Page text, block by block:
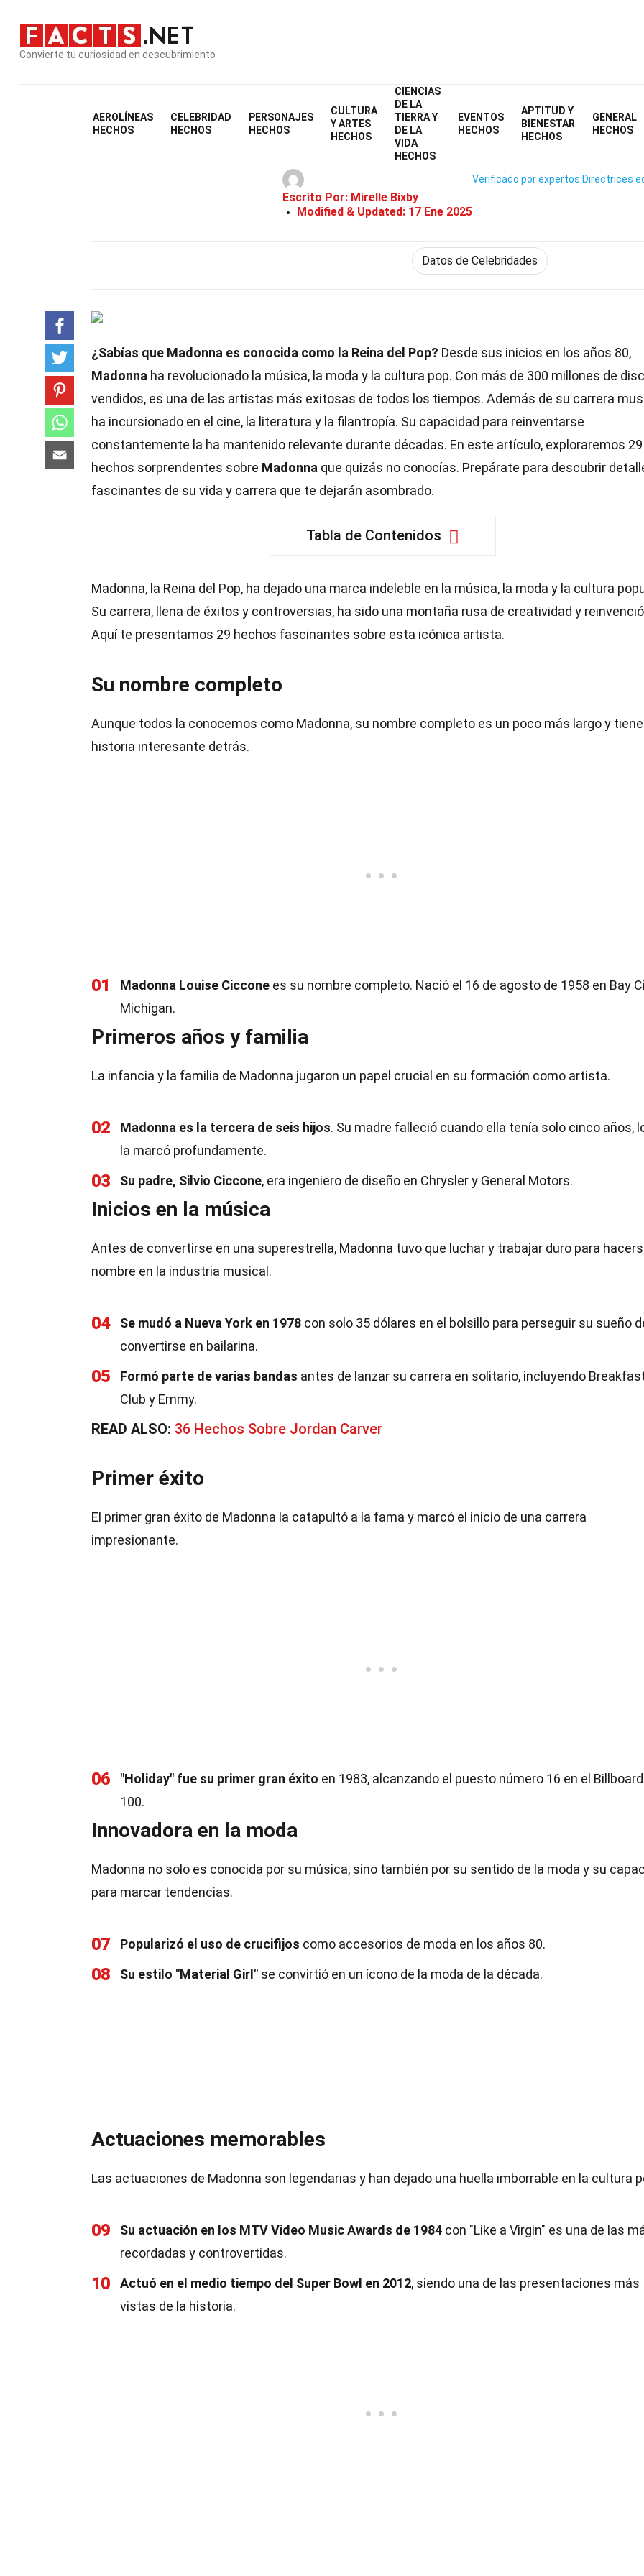
Convierte tu curiosidad en descubrimiento
AEROLÍNEAS
HECHOS
CELEBRIDAD
HECHOS
PERSONAJES
HECHOS
CULTURA
Y ARTES
HECHOS
CIENCIAS
DE LA
TIERRA Y
DE LA
VIDA
HECHOS
EVENTOS
HECHOS
APTITUD Y
BIENESTAR
HECHOS
GENERAL
HECHOS
Home
29 Hechos Sobre Madonna
Escrito Por: Mirelle Bixby
Modified & Updated: 17 Ene 2025
Verificado por expertos Directrices
Datos de Celebridades
¿Sabías que Madonna es conocida como la Reina del Pop? Desde sus inicios en los años 80,
Madonna ha revolucionado la música, la moda y la cultura pop. Con más de 300 millones de
vendidos, es una de las artistas más exitosas de todos los tiempos. Además de su carrera
ha incursionado en el cine, la literatura y la filantropía. Su capacidad para reinventarse
constantemente la ha mantenido relevante durante décadas. En este artículo, exploraremos 29
hechos sorprendentes sobre Madonna que quizás no conocías. Prepárate para descubrir
fascinantes de su vida y carrera que te dejarán asombrado.
Tabla de Contenidos
Madonna, la Reina del Pop, ha dejado una marca indeleble en la música, la moda y la cultura
Su carrera, llena de éxitos y controversias, ha sido una montaña rusa de creatividad y
Aquí te presentamos 29 hechos fascinantes sobre esta icónica artista.
Su nombre completo
Aunque todos la conocemos como Madonna, su nombre completo es un poco más largo y
historia interesante detrás.
01 Madonna Louise Ciccone es su nombre completo. Nació el 16 de agosto de 1958 en Bay
Michigan.
Primeros años y familia
La infancia y la familia de Madonna jugaron un papel crucial en su formación como artista.
02 Madonna es la tercera de seis hijos. Su madre falleció cuando ella tenía solo cinco años,
la marcó profundamente.
03 Su padre, Silvio Ciccone, era ingeniero de diseño en Chrysler y General Motors.
Inicios en la música
Antes de convertirse en una superestrella, Madonna tuvo que luchar y trabajar duro para
nombre en la industria musical.
04 Se mudó a Nueva York en 1978 con solo 35 dólares en el bolsillo para perseguir su sueño
convertirse en bailarina.
05 Formó parte de varias bandas antes de lanzar su carrera en solitario, incluyendo
Club y Emmy.
READ ALSO: 36 Hechos Sobre Jordan Carver
Primer éxito
El primer gran éxito de Madonna la catapultó a la fama y marcó el inicio de una carrera
impresionante.
06 "Holiday" fue su primer gran éxito en 1983, alcanzando el puesto número 16 en el
100.
Innovadora en la moda
Madonna no solo es conocida por su música, sino también por su sentido de la moda y su
para marcar tendencias.
07 Popularizó el uso de crucifijos como accesorios de moda en los años 80.
08 Su estilo "Material Girl" se convirtió en un ícono de la moda de la década.
Actuaciones memorables
Las actuaciones de Madonna son legendarias y han dejado una huella imborrable en la cultura
09 Su actuación en los MTV Video Music Awards de 1984 con "Like a Virgin" es una de las
recordadas y controvertidas.
10 Actuó en el medio tiempo del Super Bowl en 2012, siendo una de las presentaciones más
vistas de la historia.